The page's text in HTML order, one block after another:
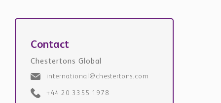
Contact
Chestertons Global
international@chestertons.com
+44 20 3355 1978